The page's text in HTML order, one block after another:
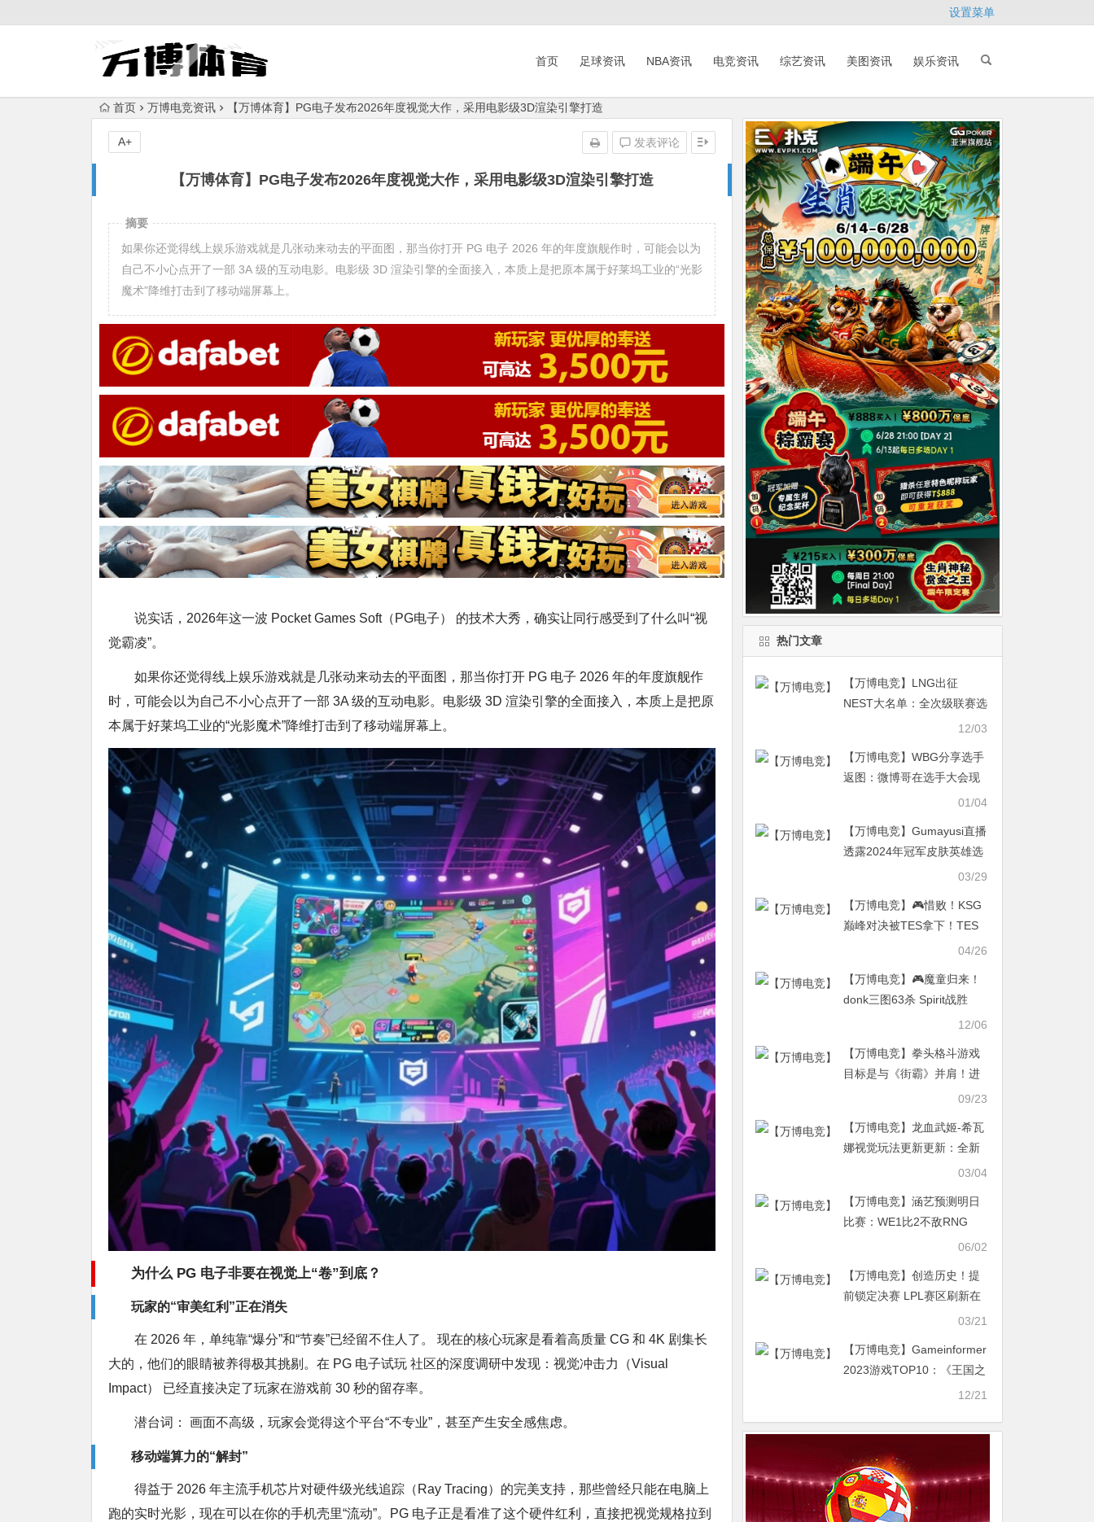
设置菜单
首页 足球资讯 NBA资讯 电竞资讯 综艺资讯 美图资讯 娱乐资讯
首页 万博电竞资讯 【万博体育】PG电子发布2026年度视觉大作，采用电影级3D渲染引擎打造
【万博体育】PG电子发布2026年度视觉大作，采用电影级3D渲染引擎打造
发表评论
A+
摘要
如果你还觉得线上娱乐游戏就是几张动来动去的平面图，那当你打开 PG 电子 2026 年的年度旗舰作时，可能会以为
自己不小心点开了一部 3A 级的互动电影。电影级 3D 渲染引擎的全面接入，本质上是把原本属于好莱坞工业的“光影
魔术”降维打击到了移动端屏幕上。
说实话，2026年这一波 Pocket Games Soft（PG电子） 的技术大秀，确实让同行感受到了什么叫“视
觉霸凌”。
如果你还觉得线上娱乐游戏就是几张动来动去的平面图，那当你打开 PG 电子 2026 年的年度旗舰作
时，可能会以为自己不小心点开了一部 3A 级的互动电影。电影级 3D 渲染引擎的全面接入，本质上是把原
本属于好莱坞工业的“光影魔术”降维打击到了移动端屏幕上。
为什么 PG 电子非要在视觉上“卷”到底？
玩家的“审美红利”正在消失
在 2026 年，单纯靠“爆分”和“节奏”已经留不住人了。 现在的核心玩家是看着高质量 CG 和 4K 剧集长
大的，他们的眼睛被养得极其挑剔。在 PG 电子试玩 社区的深度调研中发现：视觉冲击力（Visual
Impact） 已经直接决定了玩家在游戏前 30 秒的留存率。
潜台词： 画面不高级，玩家会觉得这个平台“不专业”，甚至产生安全感焦虑。
移动端算力的“解封”
得益于 2026 年主流手机芯片对硬件级光线追踪（Ray Tracing）的完美支持，那些曾经只能在电脑上
跑的实时光影，现在可以在你的手机壳里“流动”。PG 电子正是看准了这个硬件红利，直接把视觉规格拉到
热门文章
【万博电竞】LNG出征
NEST大名单：全次级联赛选
12/03
【万博电竞】WBG分享选手
返图：微博哥在选手大会现
01/04
【万博电竞】Gumayusi直播
透露2024年冠军皮肤英雄选
03/29
【万博电竞】🎮惜败！KSG
巅峰对决被TES拿下！TES
4-3 KSG成功挺进下一轮！
04/26
【万博电竞】🎮魔童归来！
donk三图63杀 Spirit战胜
MOUZ 三连胜晋级淘汰赛12/06
【万博电竞】拳头格斗游戏
目标是与《街霸》并肩！进
入EVO舞台赢得圈内认可09/23
【万博电竞】龙血武姬-希瓦
娜视觉玩法更新更新：全新
03/04
【万博电竞】涵艺预测明日
比赛：WE1比2不敌RNG
06/02
【万博电竞】创造历史！提
前锁定决赛 LPL赛区刷新在
先锋赛最佳战绩 此前TES仅
03/21
【万博电竞】Gameinformer
2023游戏TOP10：《王国之
泪》榜首 《博德之门3》次
12/21